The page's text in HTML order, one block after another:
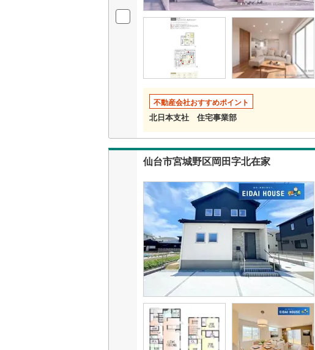
不動産会社おすすめポイント
北日本支社 住宅事業部
仙台市宮城野区岡田字北在家